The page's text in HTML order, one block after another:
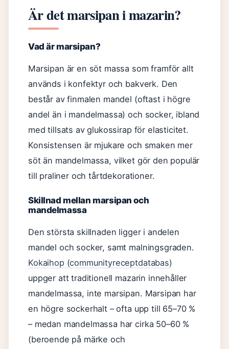
Är det marsipan i mazarin?
Vad är marsipan?
Marsipan är en söt massa som framför allt
används i konfektyr och bakverk. Den
består av finmalen mandel (oftast i högre
andel än i mandelmassa) och socker, ibland
med tillsats av glukossirap för elasticitet.
Konsistensen är mjukare och smaken mer
söt än mandelmassa, vilket gör den populär
till praliner och tårtdekorationer.
Skillnad mellan marsipan och
mandelmassa
Den största skillnaden ligger i andelen
mandel och socker, samt malningsgraden.
Kokaihop (communityreceptdatabas)
uppger att traditionell mazarin innehåller
mandelmassa, inte marsipan. Marsipan har
en högre sockerhalt – ofta upp till 65–70 %
– medan mandelmassa har cirka 50–60 %
(beroende på märke och